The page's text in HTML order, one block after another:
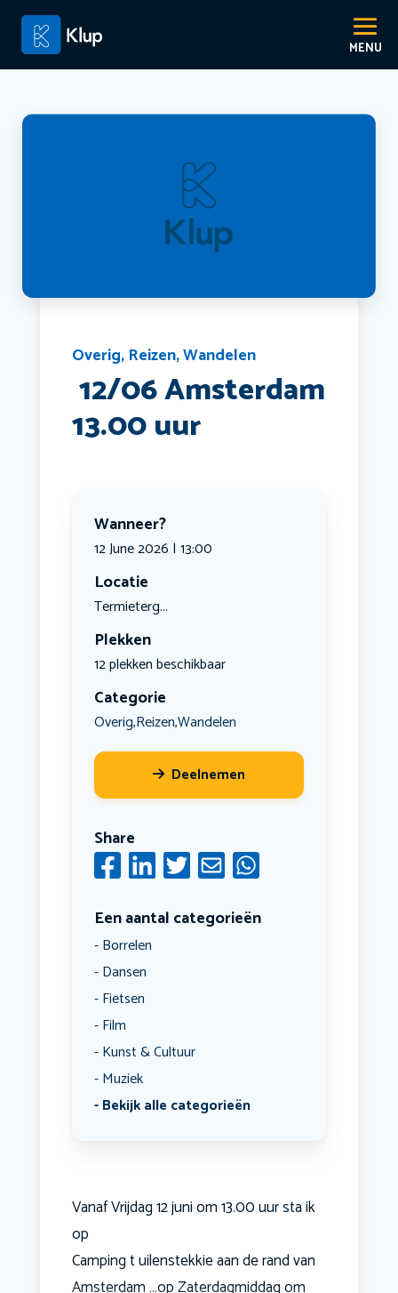
Overig, Reizen,Wandelen
️ 12/06 Amsterdam
13.00 uur
Wanneer?
12 June 2026 | 13:00
Locatie
Termieterg...
Plekken
12 plekken beschikbaar
Categorie
Overig,Reizen,Wandelen
Deelnemen
Share
Een aantal categorieën
Borrelen
Dansen
Fietsen
Film
Kunst & Cultuur
Muziek
Bekijk alle categorieën
Vanaf Vrijdag 12 juni om 13.00 uur sta ik
op
Camping t uilenstekkie aan de rand van
Amsterdam …op Zaterdagmiddag om